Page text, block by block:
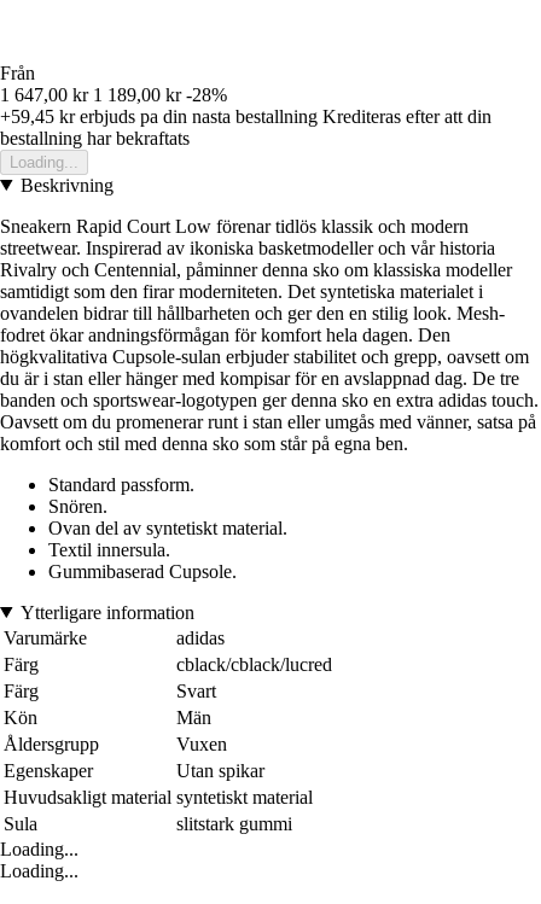
Från
1 647,00 kr 1 189,00 kr -28%
+59,45 krerbjuds pa din nasta bestallning Krediteras efter att din
bestallning har bekraftats
Loading...
Beskrivning
Sneakern Rapid Court Low förenar tidlös klassik och modern
streetwear. Inspirerad av ikoniska basketmodeller och vår historia
Rivalry och Centennial, påminner denna sko om klassiska modeller
samtidigt som den firar moderniteten. Det syntetiska materialet i
ovandelen bidrar till hållbarheten och ger den en stilig look. Mesh-
fodret ökar andningsförmågan för komfort hela dagen. Den
högkvalitativa Cupsole-sulan erbjuder stabilitet och grepp, oavsett om
du är i stan eller hänger med kompisar för en avslappnad dag. De tre
banden och sportswear-logotypen ger denna sko en extra adidas touch.
Oavsett om du promenerar runt i stan eller umgås med vänner, satsa på
komfort och stil med denna sko som står på egna ben.
Standard passform.
Snören.
Ovan del av syntetiskt material.
Textil innersula.
Gummibaserad Cupsole.
Ytterligare information
Varumärke
adidas
Färg
cblack/cblack/lucred
Färg
Svart
Kön
Män
Åldersgrupp
Vuxen
Egenskaper
Utan spikar
Huvudsakligt material syntetiskt material
Sula
slitstark gummi
Loading...
Loading...